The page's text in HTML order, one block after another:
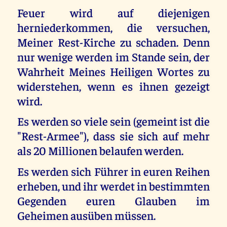
Feuer wird auf diejenigen
herniederkommen, die versuchen,
Meiner Rest-Kirche zu schaden. Denn
nur wenige werden im Stande sein, der
Wahrheit Meines Heiligen Wortes zu
widerstehen, wenn es ihnen gezeigt
wird.
Es werden so viele sein (gemeint ist die
"Rest-Armee"), dass sie sich auf mehr
als 20 Millionen belaufen werden.
Es werden sich Führer in euren Reihen
erheben, und ihr werdet in bestimmten
Gegenden euren Glauben im
Geheimen ausüben müssen.